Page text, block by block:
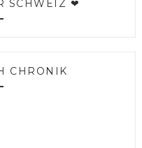
SCHWEIZ ❤
CHRONIK